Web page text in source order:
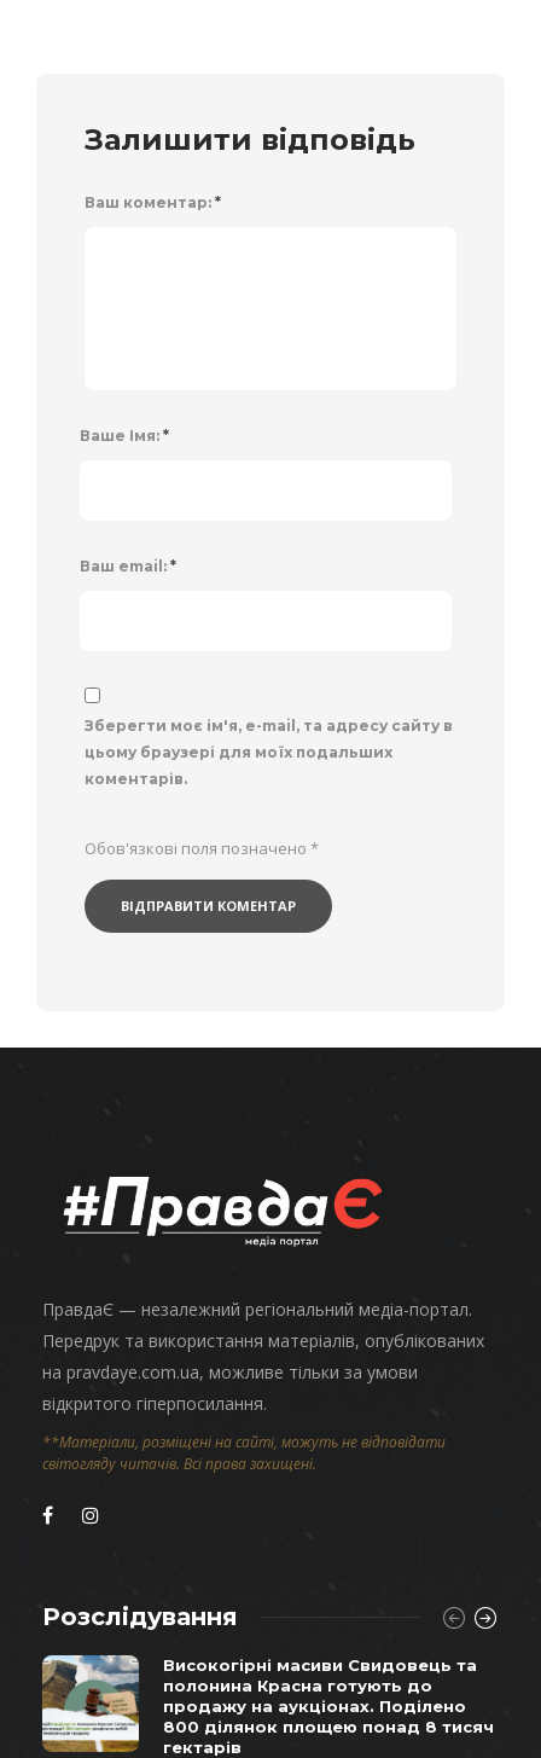
Залишити відповідь
Ваш коментар: *
Ваше Імя: *
Ваш email: *
Зберегти моє ім'я, e-mail, та адресу сайту в
цьому браузері для моїх подальших
коментарів.
Обов'язкові поля позначено *
ПравдаЄ — незалежний регіональний медіа-портал.
Передрук та використання матеріалів, опублікованих
на pravdaye.com.ua, можливе тільки за умови
відкритого гіперпосилання.
**Матеріали, розміщені на сайті, можуть не відповідати
світогляду читачів. Всі права захищені.
Розслідування
Високогірні масиви Свидовець та
полонина Красна готують до
продажу на аукціонах. Поділено
800 ділянок площею понад 8 тисяч
гектарів